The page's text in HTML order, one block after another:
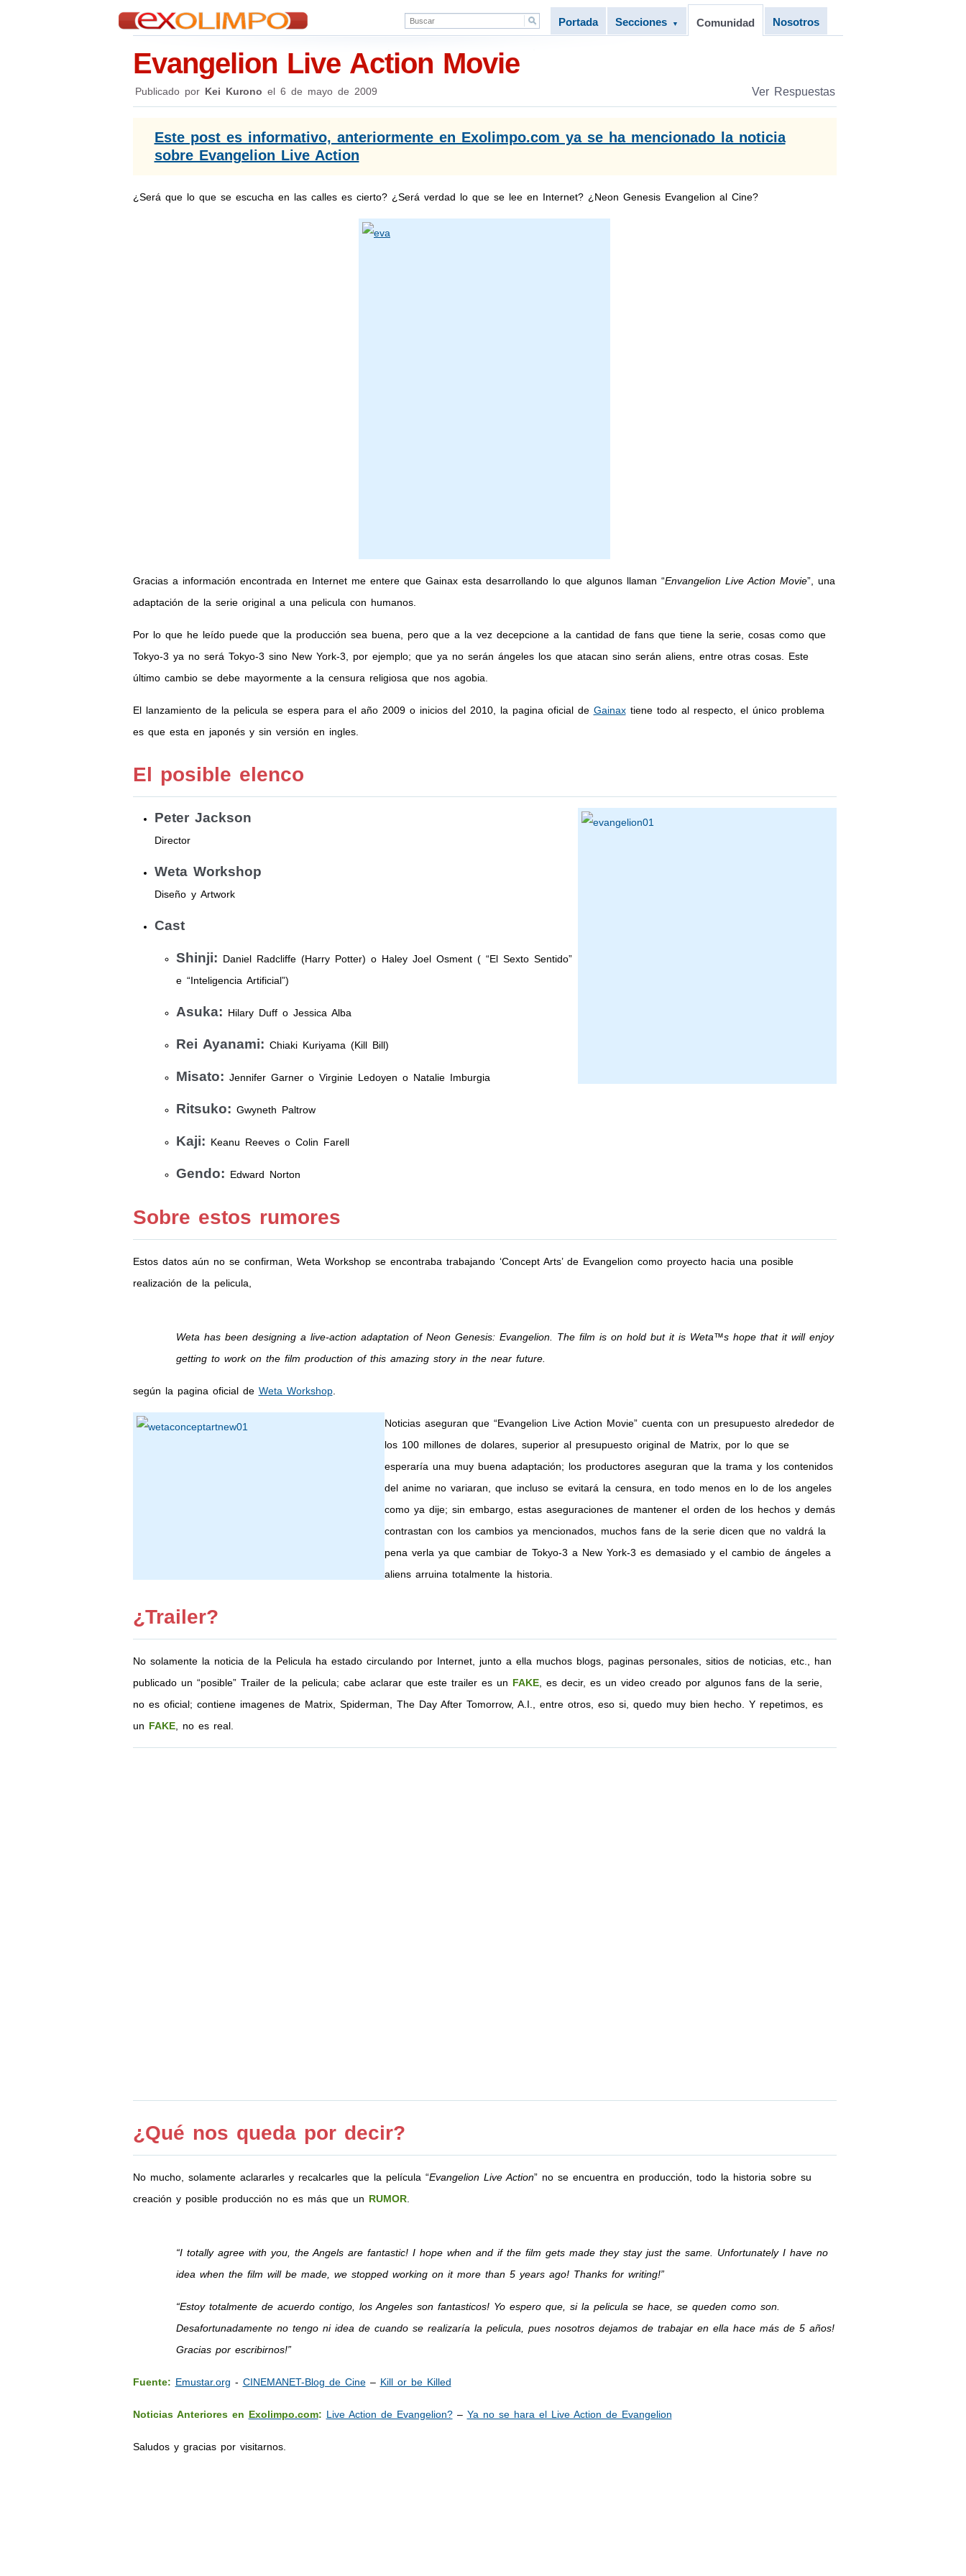
Portada Secciones ▼ Comunidad Nosotros
Evangelion Live Action Movie
Publicado por Kei Kurono el 6 de mayo de 2009 Ver Respuestas
Este post es informativo, anteriormente en Exolimpo.com ya se ha mencionado la noticia
sobre Evangelion Live Action
¿Será que lo que se escucha en las calles es cierto? ¿Será verdad lo que se lee en Internet? ¿Neon Genesis Evangelion al Cine?
Gracias a información encontrada en Internet me entere que Gainax esta desarrollando lo que algunos llaman “Envangelion Live Action Movie”, una
adaptación de la serie original a una pelicula con humanos.
Por lo que he leído puede que la producción sea buena, pero que a la vez decepcione a la cantidad de fans que tiene la serie, cosas como que
Tokyo-3 ya no será Tokyo-3 sino New York-3, por ejemplo; que ya no serán ángeles los que atacan sino serán aliens, entre otras cosas. Este
último cambio se debe mayormente a la censura religiosa que nos agobia.
El lanzamiento de la pelicula se espera para el año 2009 o inicios del 2010, la pagina oficial de Gainaxtiene todo al respecto, el único problema
es que esta en japonés y sin versión en ingles.
El posible elenco
Peter Jackson
Director
Weta Workshop
Diseño y Artwork
Cast
Shinji: Daniel Radcliffe (Harry Potter) o Haley Joel Osment ( “El Sexto Sentido”
e “Inteligencia Artificial”)
Asuka: Hilary Duff o Jessica Alba
Rei Ayanami: Chiaki Kuriyama (Kill Bill)
Misato: Jennifer Garner o Virginie Ledoyen o Natalie Imburgia
Ritsuko: Gwyneth Paltrow
Kaji: Keanu Reeves o Colin Farell
Gendo: Edward Norton
Sobre estos rumores
Estos datos aún no se confirman, Weta Workshop se encontraba trabajando ‘Concept Arts’ de Evangelion como proyecto hacia una posible
realización de la pelicula,
Weta has been designing a live-action adaptation of Neon Genesis: Evangelion. The film is on hold but it is Weta™s hope that it will enjoy
getting to work on the film production of this amazing story in the near future.
según la pagina oficial de Weta Workshop.
Noticias aseguran que “Evangelion Live Action Movie” cuenta con un presupuesto alrededor de
los 100 millones de dolares, superior al presupuesto original de Matrix, por lo que se
esperaría una muy buena adaptación; los productores aseguran que la trama y los contenidos
del anime no variaran, que incluso se evitará la censura, en todo menos en lo de los angeles
como ya dije; sin embargo, estas aseguraciones de mantener el orden de los hechos y demás
contrastan con los cambios ya mencionados, muchos fans de la serie dicen que no valdrá la
pena verla ya que cambiar de Tokyo-3 a New York-3 es demasiado y el cambio de ángeles a
aliens arruina totalmente la historia.
¿Trailer?
No solamente la noticia de la Pelicula ha estado circulando por Internet, junto a ella muchos blogs, paginas personales, sitios de noticias, etc., han
publicado un “posible” Trailer de la pelicula; cabe aclarar que este trailer es un FAKE, es decir, es un video creado por algunos fans de la serie,
no es oficial; contiene imagenes de Matrix, Spiderman, The Day After Tomorrow, A.I., entre otros, eso si, quedo muy bien hecho. Y repetimos, es
un FAKE, no es real.
¿Qué nos queda por decir?
No mucho, solamente aclararles y recalcarles que la película “Evangelion Live Action” no se encuentra en producción, todo la historia sobre su
creación y posible producción no es más que un RUMOR.
“I totally agree with you, the Angels are fantastic! I hope when and if the film gets made they stay just the same. Unfortunately I have no
idea when the film will be made, we stopped working on it more than 5 years ago! Thanks for writing!”
“Estoy totalmente de acuerdo contigo, los Angeles son fantasticos! Yo espero que, si la pelicula se hace, se queden como son.
Desafortunadamente no tengo ni idea de cuando se realizaría la pelicula, pues nosotros dejamos de trabajar en ella hace más de 5 años!
Gracias por escribirnos!”
Fuente: Emustar.org - CINEMANET-Blog de Cine– Kill or be Killed
Noticias Anteriores en Exolimpo.com: Live Action de Evangelion?– Ya no se hara el Live Action de Evangelion
Saludos y gracias por visitarnos.